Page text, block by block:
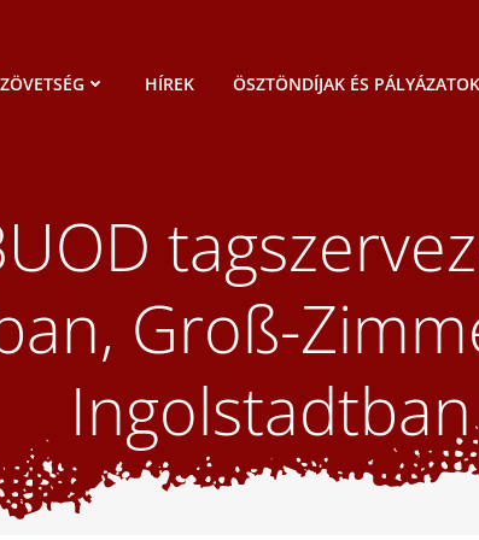
HÍREK ÖSZTÖNDÍJAK ÉS PÁLYÁZATOK
Groß-
Ingolstadtban